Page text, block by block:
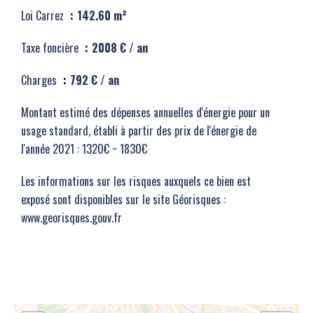
Loi Carrez
142.60 m²
Taxe foncière
2008 € / an
Charges
792 € / an
Montant estimé des dépenses annuelles d'énergie pour un
usage standard, établi à partir des prix de l'énergie de
l'année 2021 : 1320€ ~ 1830€
Les informations sur les risques auxquels ce bien est
exposé sont disponibles sur le site Géorisques :
www.georisques.gouv.fr